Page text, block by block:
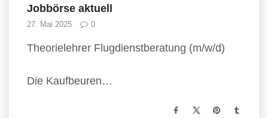
Jobbörse aktuell
27. Mai 2025 0
Theorielehrer Flugdienstberatung (m/w/d)
Die Kaufbeuren…